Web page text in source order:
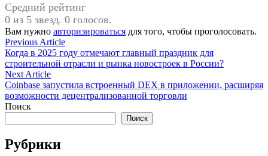
Средний рейтинг
0 из 5 звезд. 0 голосов.
Вам нужно авторизироваться для того, чтобы проголосовать.
Навигация
по
записям
Previous ArticlePrevious
article:
Когда в 2025 году отмечают главный праздник для
строительной отрасли и рынка новостроек в России?
Next ArticleNext
article:
Coinbase запустила встроенный DEX в приложении, расширяя
возможности децентрализованной торговли
Поиск
Поиск
Рубрики